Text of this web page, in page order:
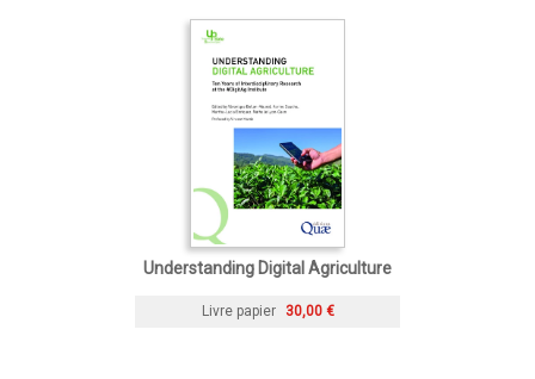
Understanding Digital Agriculture
Livre papier 30,00 €